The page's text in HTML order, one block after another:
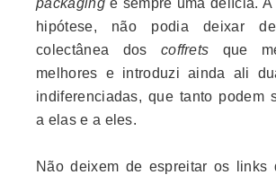
hipótese, não podia deixar
colectânea dos coffrets que
melhores e introduzi ainda ali
indiferenciadas, que tanto podem
a elas e a eles.
Não deixem de espreitar os links